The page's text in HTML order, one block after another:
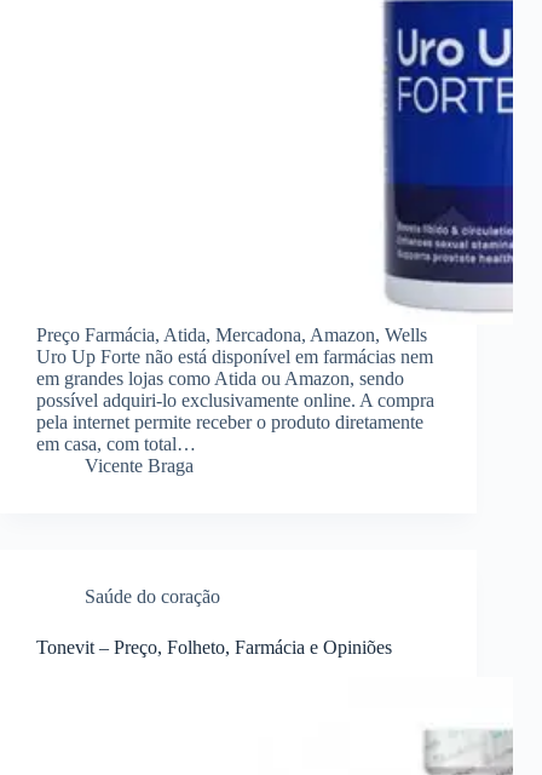
Preço Farmácia, Atida, Mercadona, Amazon, Wells
Uro Up Forte não está disponível em farmácias nem
em grandes lojas como Atida ou Amazon, sendo
possível adquiri-lo exclusivamente online. A compra
pela internet permite receber o produto diretamente
em casa, com total…
Vicente Braga
Saúde do coração
Tonevit – Preço, Folheto, Farmácia e Opiniões